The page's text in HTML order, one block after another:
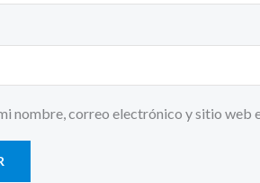
nombre, correo electrónico y sitio web